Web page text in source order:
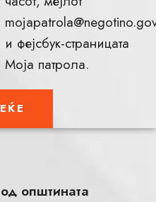
и фејсбук-страницата
Моја патрола.
општината